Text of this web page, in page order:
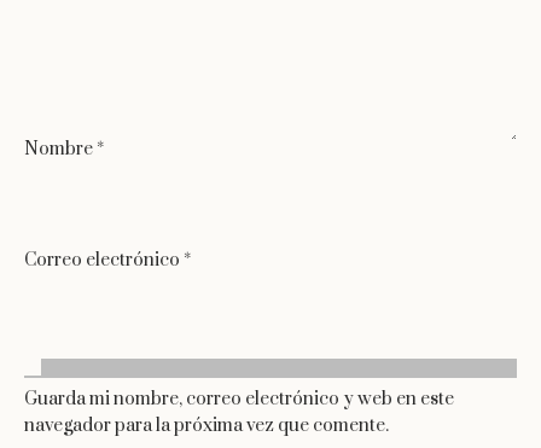
Nombre *
Correo electrónico *
Guarda mi nombre, correo electrónico y web en este
navegador para la próxima vez que comente.